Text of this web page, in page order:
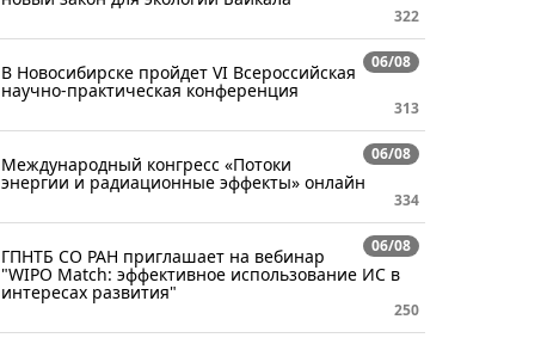
322
06/08
В Новосибирске пройдет VI Всероссийская
научно-практическая конференция
313
06/08
Международный конгресс «Потоки
энергии и радиационные эффекты» онлайн
334
06/08
ГПНТБ СО РАН приглашает на вебинар
"WIPO Match: эффективное использование ИС в
интересах развития"
250